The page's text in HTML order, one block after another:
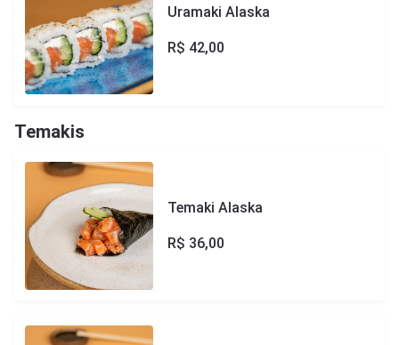
Uramaki Alaska
R$ 42,00
Temakis
Temaki Alaska
R$ 36,00